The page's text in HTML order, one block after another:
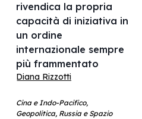
rivendica la propria
capacità di iniziativa in
un ordine
internazionale sempre
più frammentato
Diana Rizzotti
Cina e Indo-Pacifico,
Geopolitica, Russia e Spazio